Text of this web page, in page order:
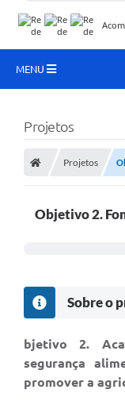
MENU
COLETA DE
DOAÇÃO SOLIDARIA
Horário de
Consulta de Protocolo
ITR - TERRA NUA
Objetivos de
Projetos
Projetos
Objetivo 2.
Sobre o
bjetivo 2.
segurança
promover a